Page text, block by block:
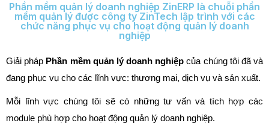
Phần mềm quản lý doanh nghiệp ZinERP là chuỗi phần
mềm quản lý được công ty ZinTech lập trình với các
chức năng phục vụ cho hoạt động quản lý doanh
nghiệp
Giải pháp Phần mềm quản lý doanh nghiệp của chúng tôi đã và
đang phục vụ cho các lĩnh vực: thương mại, dịch vụ và sản xuất.
Mỗi lĩnh vực chúng tôi sẽ có những tư vấn và tích hợp các
module phù hợp cho hoạt động quản lý doanh nghiệp.